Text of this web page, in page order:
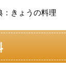
：きょうの料理